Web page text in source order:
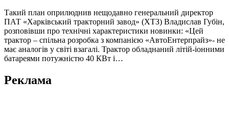
Такий план оприлюднив нещодавно генеральний директор
ПАТ «Харківський тракторний завод» (ХТЗ) Владислав Губін,
розповівши про технічні характеристики новинки: «Цей
трактор – спільна розробка з компанією «АвтоЕнтерпрайз»- не
має аналогів у світі взагалі. Трактор обладнаний літій-іонними
батареями потужністю 40 КВт і…
Реклама